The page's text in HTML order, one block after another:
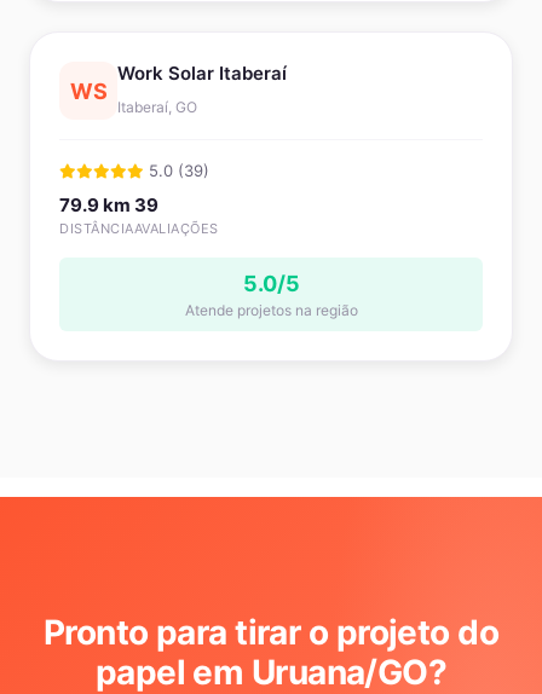
WS
Work Solar Itaberaí
Itaberaí, GO
5.0 (39)
79.9 km
DISTÂNCIA
39
AVALIAÇÕES
5.0/5
Atende projetos na região
Pronto para tirar o projeto do
papel em Uruana/GO?